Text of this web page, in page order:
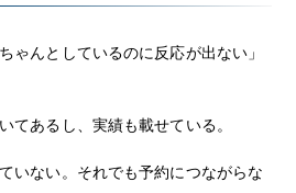
ゃんとしているのに反応が出ない」
てあるし、実績も載せている。
いない。それでも予約につながらな